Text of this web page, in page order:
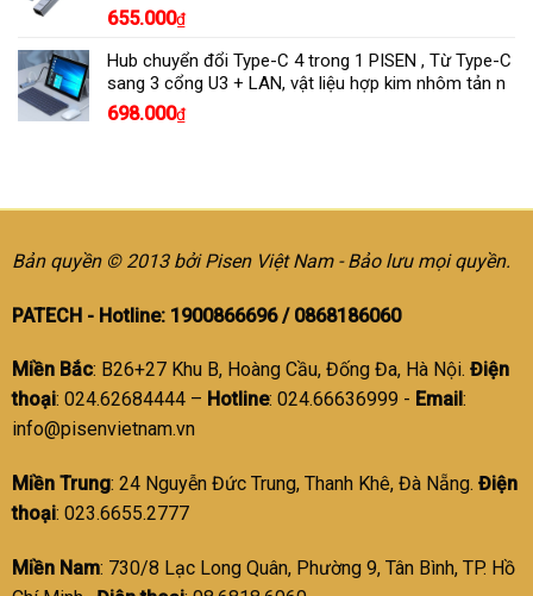
655.000₫
Hub chuyển đổi Type-C 4 trong 1 PISEN , Từ Type-C
sang 3 cổng U3 + LAN, vật liệu hợp kim nhôm tản n
698.000₫
Bản quyền © 2013 bởi Pisen Việt Nam - Bảo lưu mọi quyền.
PATECH - Hotline: 1900866696 / 0868186060
Miền Bắc: B26+27 Khu B, Hoàng Cầu, Đống Đa, Hà Nội. Điện
thoại: 024.62684444 – Hotline: 024.66636999 - Email :
info@pisenvietnam.vn
Miền Trung: 24 Nguyễn Đức Trung, Thanh Khê, Đà Nẵng. Điện
thoại: 023.6655.2777
Miền Nam: 730/8 Lạc Long Quân, Phường 9, Tân Bình, TP. Hồ